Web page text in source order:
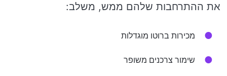
את ההתרחבות שלהם ממש, משלב:
מכירות ברוטו מוגדלות
שימור צרכנים משופר